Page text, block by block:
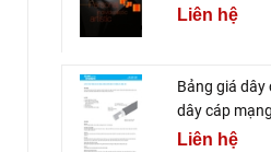
Liên hệ
Bảng giá dây
dây cáp
Liên hệ